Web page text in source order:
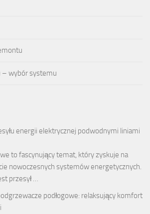
– wybór systemu
energii elektrycznej podwodnymi liniami
to fascynujący temat, który zyskuje na
nowoczesnych systemów energetycznych.
przesył …
podłogowe: relaksujący komfort